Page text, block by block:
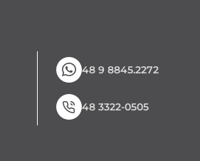
48 9 8845.2272
48 3322-0505